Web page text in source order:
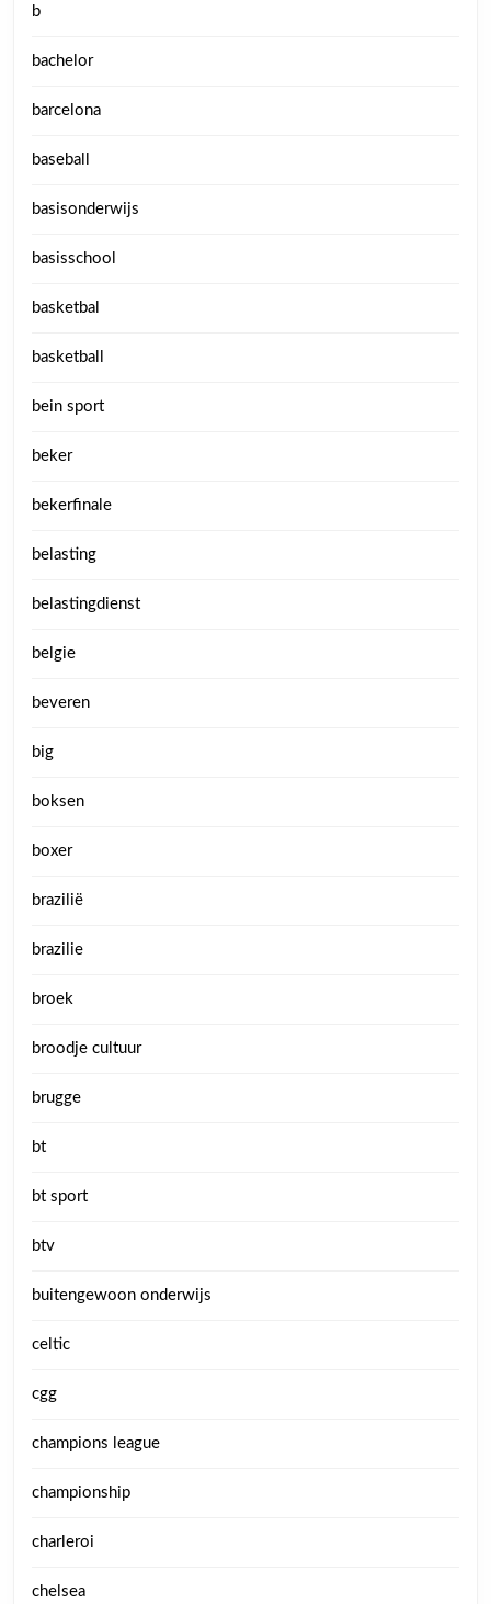
b
bachelor
barcelona
baseball
basisonderwijs
basisschool
basketbal
basketball
bein sport
beker
bekerfinale
belasting
belastingdienst
belgie
beveren
big
boksen
boxer
brazilië
brazilie
broek
broodje cultuur
brugge
bt
bt sport
btv
buitengewoon onderwijs
celtic
cgg
champions league
championship
charleroi
chelsea